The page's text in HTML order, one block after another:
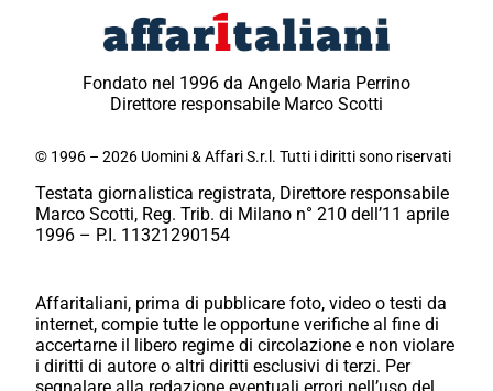
Fondato nel 1996 da Angelo Maria Perrino
Direttore responsabile Marco Scotti
© 1996 – 2026 Uomini & Affari S.r.l. Tutti i diritti sono riservati
Testata giornalistica registrata, Direttore responsabile
Marco Scotti, Reg. Trib. di Milano n° 210 dell’11 aprile
1996 – P.I. 11321290154
Affaritaliani, prima di pubblicare foto, video o testi da
internet, compie tutte le opportune verifiche al fine di
accertarne il libero regime di circolazione e non violare
i diritti di autore o altri diritti esclusivi di terzi. Per
segnalare alla redazione eventuali errori nell’uso del